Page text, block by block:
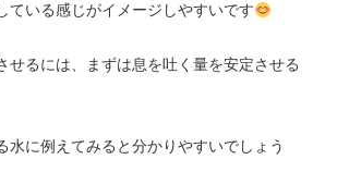
ている感じがイメージしやすいです
せるには、まずは息を吐く量を安定させる
水に例えてみると分かりやすいでしょう